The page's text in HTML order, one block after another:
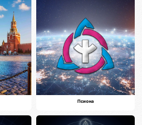
Псиона